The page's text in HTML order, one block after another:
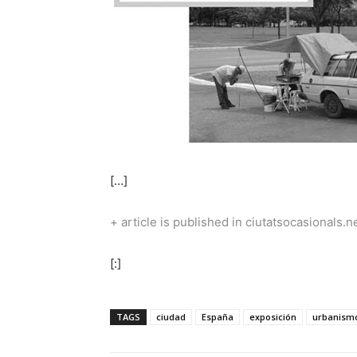
[…]
+ article is published in
[:]
TAGS ciudad España exposición